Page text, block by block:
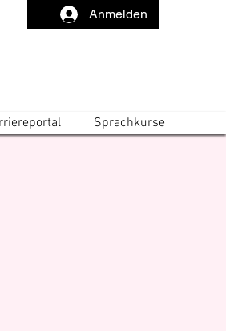
Anmelden
Sprachkurse